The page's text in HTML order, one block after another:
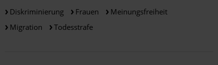
Diskriminierung Frauen
Meinungsfreiheit
Migration
Todesstrafe